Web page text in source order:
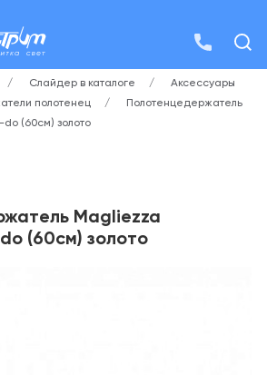
Слайдер в каталоге
Аксессуары
полотенец
Полотенцедержатель
(60см) золото
Magliezza
(60см) золото